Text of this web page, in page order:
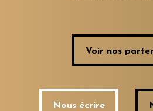
Voir nos
Nous écrire